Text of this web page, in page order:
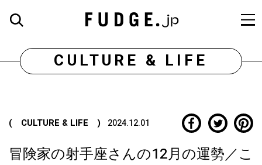
CULTURE & LIFE
( CULTURE & LIFE ) 2024.12.01
冒険家の射手座さんの12月の運勢／こ